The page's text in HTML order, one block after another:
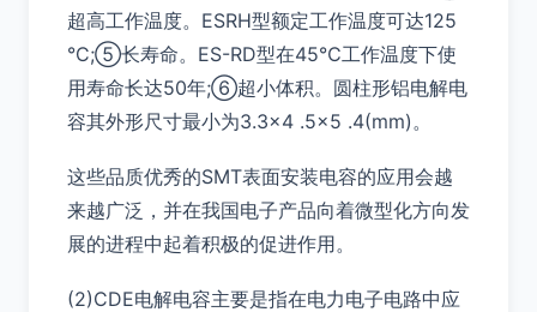
超高工作温度。ESRH型额定工作温度可达125
°C;⑤长寿命。ES-RD型在45℃工作温度下使
用寿命长达50年;⑥超小体积。圆柱形铝电解电
容其外形尺寸最小为3.3×4 .5×5 .4(mm)。
这些品质优秀的SMT表面安装电容的应用会越
来越广泛，并在我国电子产品向着微型化方向发
展的进程中起着积极的促进作用。
(2)CDE电解电容主要是指在电力电子电路中应